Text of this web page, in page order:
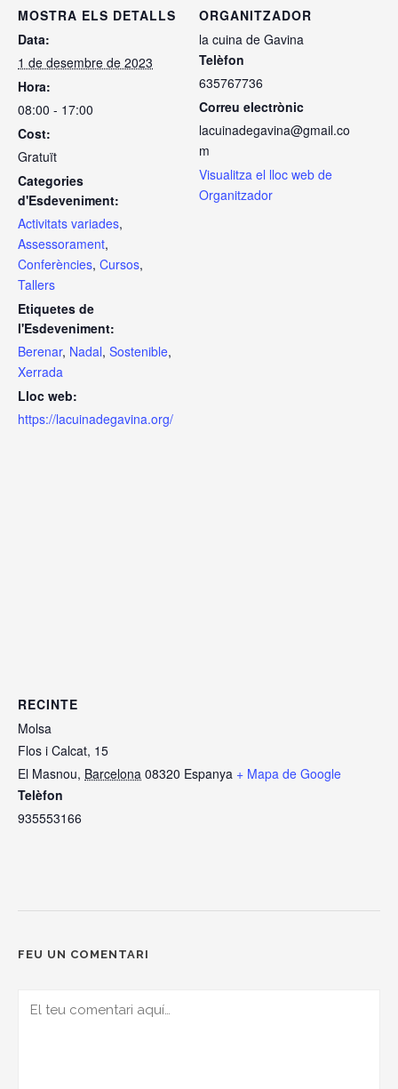
MOSTRA ELS DETALLS
Data:
1 de desembre de 2023
Hora:
08:00 - 17:00
Cost:
Gratuït
Categories
d'Esdeveniment:
Activitats variades,
Assessorament,
Conferències, Cursos,
Tallers
Etiquetes de
l'Esdeveniment:
Berenar, Nadal, Sostenible,
Xerrada
Lloc web:
https://lacuinadegavina.org/
ORGANITZADOR
la cuina de Gavina
Telèfon
635767736
Correu electrònic
lacuinadegavina@gmail.co
m
Visualitza el lloc web de
Organitzador
RECINTE
Molsa
Flos i Calcat, 15
El Masnou, Barcelona 08320 Espanya + Mapa de Google
Telèfon
935553166
FEU UN COMENTARI